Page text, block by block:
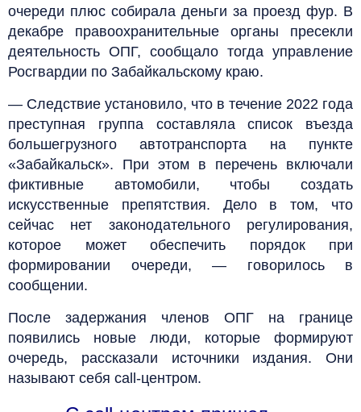
очереди плюс собирала деньги за проезд фур. В
декабре правоохранительные органы пресекли
деятельность ОПГ, сообщало тогда управление
Росгвардии по Забайкальскому краю.
— Следствие установило, что в течение 2022 года
преступная группа составляла список въезда
большегрузного автотранспорта на пункте
«Забайкальск». При этом в перечень включали
фиктивные автомобили, чтобы создать
искусственные препятствия. Дело в том, что
сейчас нет законодательного регулирования,
которое может обеспечить порядок при
формировании очереди, — говорилось в
сообщении.
После задержания членов ОПГ на границе
появились новые люди, которые формируют
очередь, рассказали источники издания. Они
называют себя call-центром.